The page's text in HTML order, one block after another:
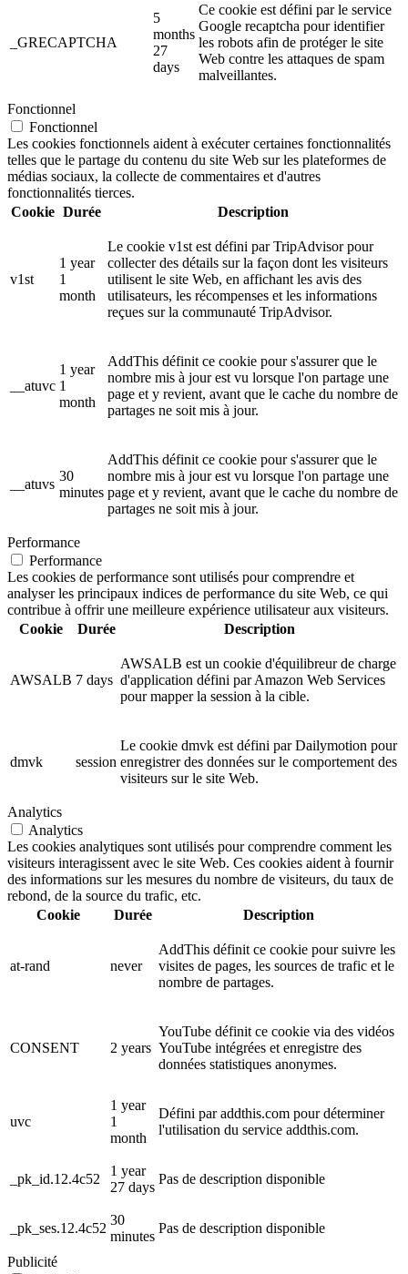
_GRECAPTCHA
5
months
27
days
Ce cookie est défini par le service
Google recaptcha pour identifier
les robots afin de protéger le site
Web contre les attaques de spam
malveillantes.
Fonctionnel
Fonctionnel
Les cookies fonctionnels aident à exécuter certaines fonctionnalités
telles que le partage du contenu du site Web sur les plateformes de
médias sociaux, la collecte de commentaires et d'autres
fonctionnalités tierces.
Cookie Durée Description
v1st
1 year
1
month
Le cookie v1st est défini par TripAdvisor pour
collecter des détails sur la façon dont les visiteurs
utilisent le site Web, en affichant les avis des
utilisateurs, les récompenses et les informations
reçues sur la communauté TripAdvisor.
__atuvc
1 year
1
month
AddThis définit ce cookie pour s'assurer que le
nombre mis à jour est vu lorsque l'on partage une
page et y revient, avant que le cache du nombre de
partages ne soit mis à jour.
__atuvs
30
minutes
AddThis définit ce cookie pour s'assurer que le
nombre mis à jour est vu lorsque l'on partage une
page et y revient, avant que le cache du nombre de
partages ne soit mis à jour.
Performance
Performance
Les cookies de performance sont utilisés pour comprendre et
analyser les principaux indices de performance du site Web, ce qui
contribue à offrir une meilleure expérience utilisateur aux visiteurs.
Cookie
Durée Description
AWSALB 7 days
AWSALB est un cookie d'équilibreur de charge
d'application défini par Amazon Web Services
pour mapper la session à la cible.
dmvk session
Le cookie dmvk est défini par Dailymotion pour
enregistrer des données sur le comportement des
visiteurs sur le site Web.
Analytics
Analytics
Les cookies analytiques sont utilisés pour comprendre comment les
visiteurs interagissent avec le site Web. Ces cookies aident à fournir
des informations sur les mesures du nombre de visiteurs, du taux de
rebond, de la source du trafic, etc.
Cookie
Durée Description
at-rand never
AddThis définit ce cookie pour suivre les
visites de pages, les sources de trafic et le
nombre de partages.
CONSENT 2 years
YouTube définit ce cookie via des vidéos
YouTube intégrées et enregistre des
données statistiques anonymes.
uvc
1 year
1
month
Défini par addthis.com pour déterminer
l'utilisation du service addthis.com.
_pk_id.12.4c52
1 year
27 days
Pas de description disponible
_pk_ses.12.4c52
30
minutes
Pas de description disponible
Publicité